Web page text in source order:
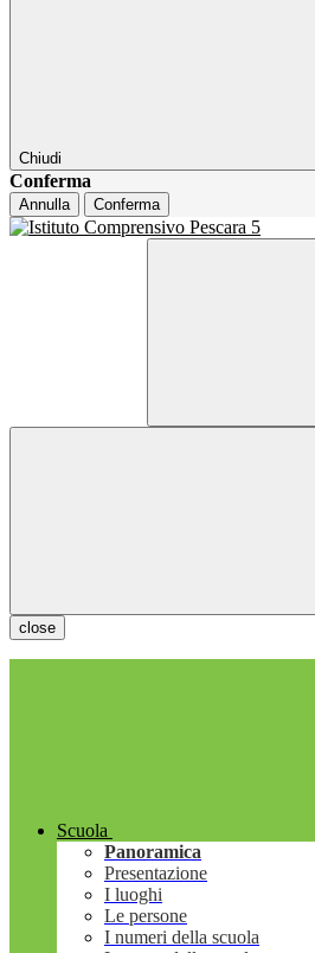
Chiudi
Conferma
Annulla Conferma
close
Scuola
Panoramica
Presentazione
I luoghi
Le persone
I numeri della scuola